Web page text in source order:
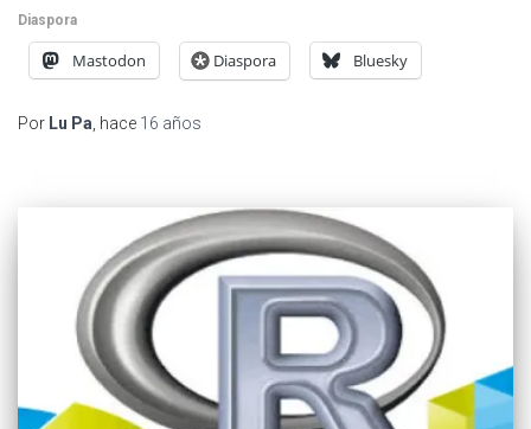
Diaspora
Mastodon Diaspora Bluesky
Por Lu Pa , hace 16 años